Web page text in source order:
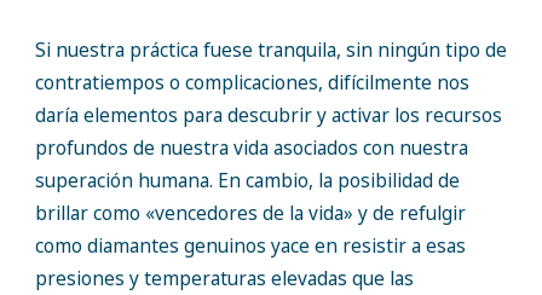
Si nuestra práctica fuese tranquila, sin ningún tipo de
contratiempos o complicaciones, difícilmente nos
daría elementos para descubrir y activar los recursos
profundos de nuestra vida asociados con nuestra
superación humana. En cambio, la posibilidad de
brillar como «vencedores de la vida» y de refulgir
como diamantes genuinos yace en resistir a esas
presiones y temperaturas elevadas que las